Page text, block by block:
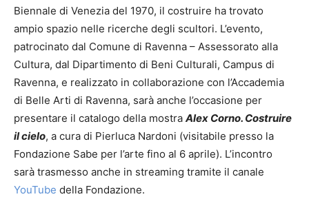
Biennale di Venezia del 1970, il costruire ha trovato
ampio spazio nelle ricerche degli scultori. L’evento,
patrocinato dal Comune di Ravenna – Assessorato alla
Cultura, dal Dipartimento di Beni Culturali, Campus di
Ravenna, e realizzato in collaborazione con l’Accademia
di Belle Arti di Ravenna, sarà anche l’occasione per
presentare il catalogo della mostra Alex Corno. Costruire
il cielo, a cura di Pierluca Nardoni (visitabile presso la
Fondazione Sabe per l’arte fino al 6 aprile). L’incontro
sarà trasmesso anche in streaming tramite il canale
YouTube della Fondazione.